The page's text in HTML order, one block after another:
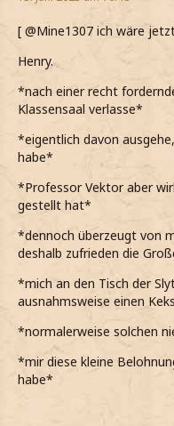
[ @Mine1307 ich wäre
Henry.
*nach einer recht
Klassensaal verlasse*
*eigentlich davon
habe*
*Professor Vektor aber
gestellt hat*
*dennoch überzeugt von
deshalb zufrieden die
*mich an den Tisch der
ausnahmsweise einen
*normalerweise solchen
*mir diese kleine
habe*